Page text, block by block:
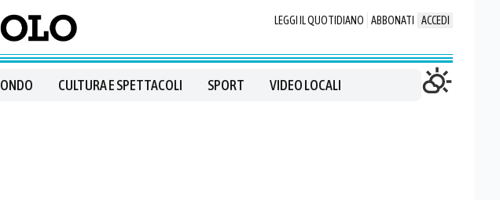
LEGGI IL QUOTIDIANO ABBONATI ACCEDI
CULTURA E SPETTACOLI SPORT VIDEO LOCALI